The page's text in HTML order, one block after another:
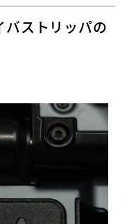
ストリッパの